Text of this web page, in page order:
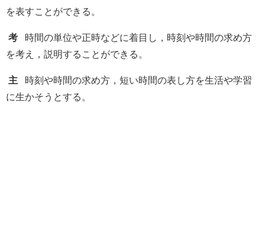
を表すことができる。
考
時間の単位や正時などに着目し，時刻や時間の求め方
を考え，説明することができる。
主
時刻や時間の求め方，短い時間の表し方を生活や学習
に生かそうとする。